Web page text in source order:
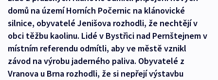
domů na území Horních Počernic na klánovické
silnice, obyvatelé Jenišova rozhodli, že nechtějí v
obci těžbu kaolinu. Lidé v Bystřici nad Pernštejnem v
místním referendu odmítli, aby ve městě vznikl
závod na výrobu jaderného paliva. Obyvatelé z
Vranova u Brna rozhodli, že si nepřejí výstavbu